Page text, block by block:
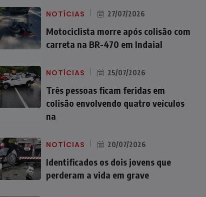
NOTÍCIAS 27/07/2026
Motociclista morre após colisão com
carreta na BR-470 em Indaial
NOTÍCIAS 25/07/2026
Três pessoas ficam feridas em
colisão envolvendo quatro veículos
na
NOTÍCIAS 20/07/2026
Identificados os dois jovens que
perderam a vida em grave